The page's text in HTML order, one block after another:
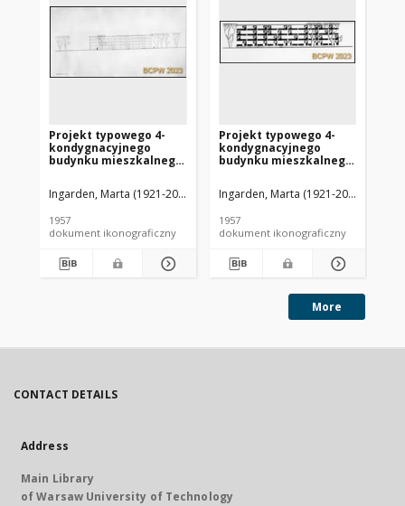
Projekt typowego 4-
kondygnacyjnego
budynku mieszkalnego
uprzemysłowioną -
Konkurs SARP nr 231 :
Zdj. 13, Elewacja
północna w skali 1:200
Ingarden, Marta (1921-2009). Architekt Ingarden, Janusz (1923-2005).
1957
dokument ikonograficzny
Projekt typowego 4-
kondygnacyjnego
budynku mieszkalnego
uprzemysłowioną -
Konkurs SARP nr 231 :
Zdj. 6, Elewacja
południowa w skali
Ingarden, Marta (1921-2009).
1957
dokument ikonograficzny
More
CONTACT DETAILS
Address
Main Library
of Warsaw University of Technology